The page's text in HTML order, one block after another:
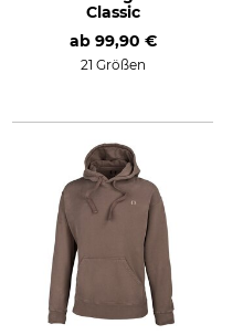
Classic
ab 99,90 €
21 Größen